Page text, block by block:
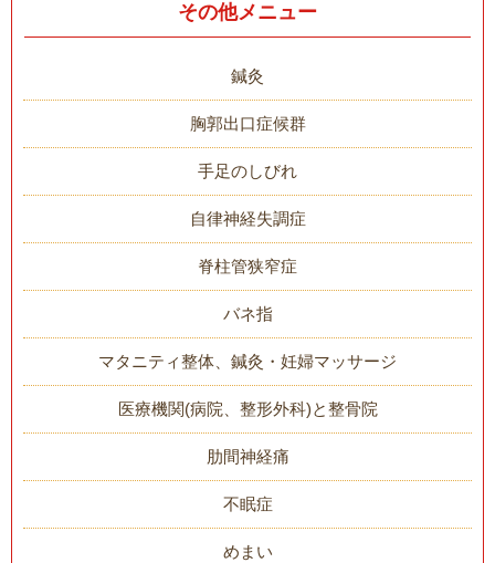
その他メニュー
鍼灸
胸郭出口症候群
手足のしびれ
自律神経失調症
脊柱管狭窄症
バネ指
マタニティ整体、鍼灸・妊婦マッサージ
医療機関(病院、整形外科)と整骨院
肋間神経痛
不眠症
めまい